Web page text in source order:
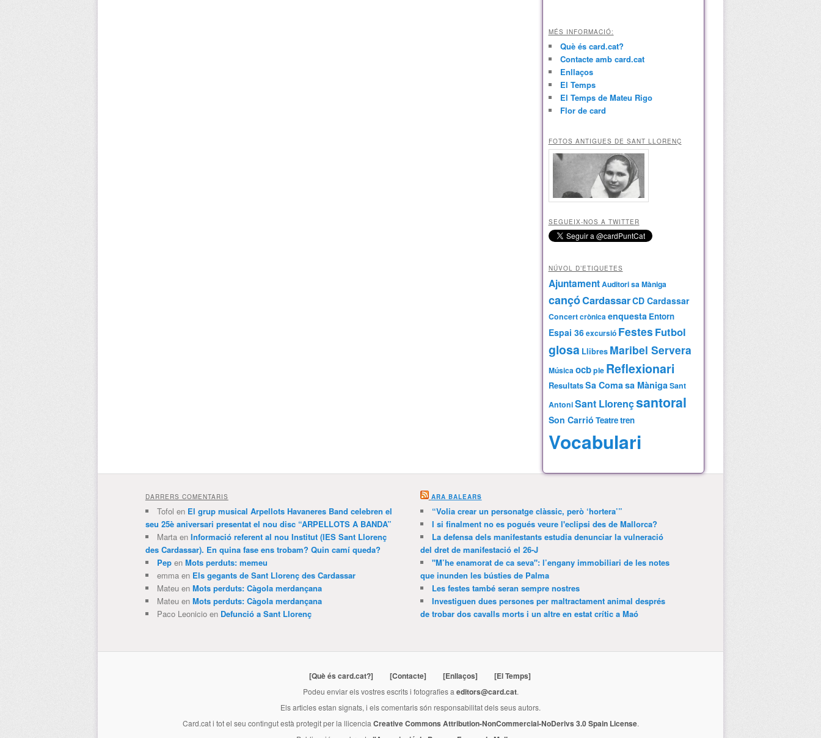
MÉS INFORMACIÓ:
Què és card.cat?
Contacte amb card.cat
Enllaços
El Temps
El Temps de Mateu Rigo
Flor de card
FOTOS ANTIGUES DE SANT LLORENÇ
SEGUEIX-NOS A TWITTER
NÚVOL D’ETIQUETES
AjuntamentAuditori sa Màniga
cançóCardassarCD Cardassar
Concertcrònicaenquesta Entorn
Espai 36excursió Festes Futbol
glosa Llibres Maribel Servera
Músicaocbple Reflexionari
ResultatsSa Comasa MànigaSant
AntoniSant Llorençsantoral
Son Carrió Teatretren
Vocabulari
DARRERS COMENTARIS
Tofol en El grup musical Arpellots Havaneres Band celebren el
seu 25è aniversari presentat el nou disc “ARPELLOTS A BANDA”
Martaen Informació referent al nou Institut (IES Sant Llorenç
des Cardassar). En quina fase ens trobam? Quin camí queda?
Pepen Mots perduts: memeu
emmaen Els gegants de Sant Llorenç des Cardassar
Mateuen Mots perduts: Càgola merdançana
Mateuen Mots perduts: Càgola merdançana
Paco Leonicioen Defunció a Sant Llorenç
ARA BALEARS
“Volia crear un personatge clàssic, però ‘hortera’”
I si finalment no es pogués veure l'eclipsi des de Mallorca?
La defensa dels manifestants estudia denunciar la vulneració
del dret de manifestació el 26-J
"M’he enamorat de ca seva": l’engany immobiliari de les notes
que inunden les bústies de Palma
Les festes també seran sempre nostres
Investiguen dues persones per maltractament animal després
de trobar dos cavalls morts i un altre en estat crític a Maó
[Què és card.cat?] [Contacte] [Enllaços] [El Temps]
Podeu enviar els vostres escrits i fotografies a editors@card.cat.
Els articles estan signats, i els comentaris són responsabilitat dels seus autors.
Card.cati tot el seu contingut està protegit per la llicencia Creative Commons Attribution-NonCommercial-NoDerivs 3.0 Spain License.